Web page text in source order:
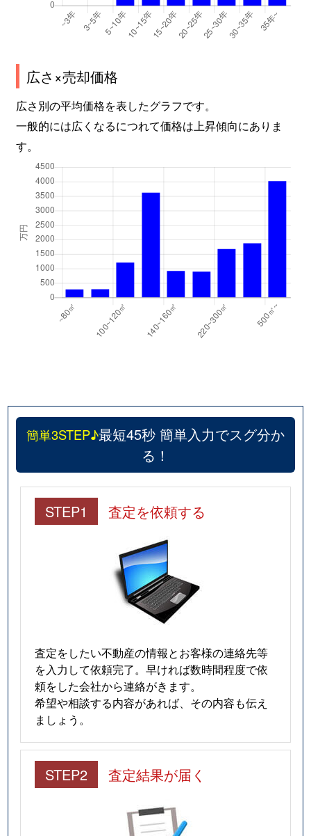
広さ×売却価格
広さ別の平均価格を表したグラフです。
一般的には広くなるにつれて価格は上昇傾向にありま
す。
簡単3STEP♪最短45秒 簡単入力でスグ分か
る！
STEP1 査定を依頼する
査定をしたい不動産の情報とお客様の連絡先等
を入力して依頼完了。早ければ数時間程度で依
頼をした会社から連絡がきます。
希望や相談する内容があれば、その内容も伝え
ましょう。
STEP2 査定結果が届く